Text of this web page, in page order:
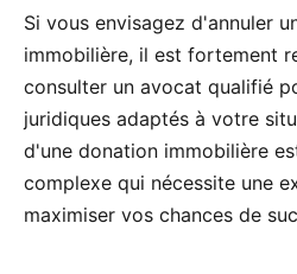
Si vous envisagez d'annuler
immobilière, il est fortement
consulter un avocat qualifié
juridiques adaptés à votre
d'une donation immobilière
complexe qui nécessite une
maximiser vos chances de